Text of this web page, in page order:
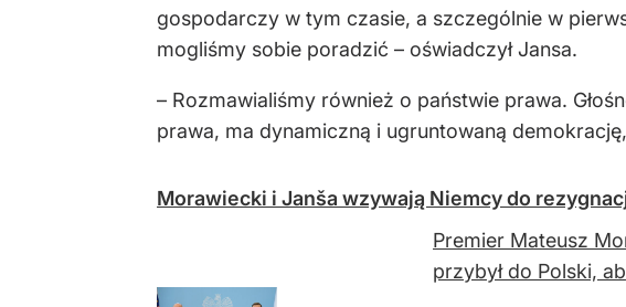
gospodarczy w tym czasie, a szczególnie w
mogliśmy sobie poradzić – oświadczył Jansa.
– Rozmawialiśmy również o państwie prawa.
prawa, ma dynamiczną i ugruntowaną
Morawiecki i Janša wzywają Niemcy do
Premier Mateusz
przybył do Polski,